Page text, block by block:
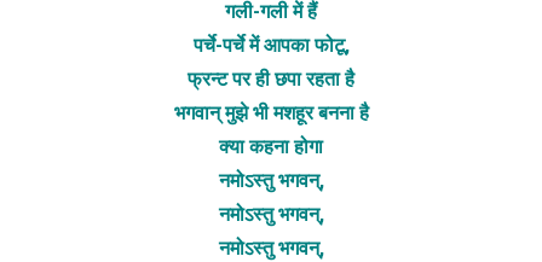
गली-गली में हैं
पर्चे-पर्चे में आपका फोटू,
फ्रन्ट पर ही छपा रहता है
भगवान् मुझे भी मशहूर बनना है
क्या कहना होगा
नमोऽस्तु भगवन्,
नमोऽस्तु भगवन्,
नमोऽस्तु भगवन्,